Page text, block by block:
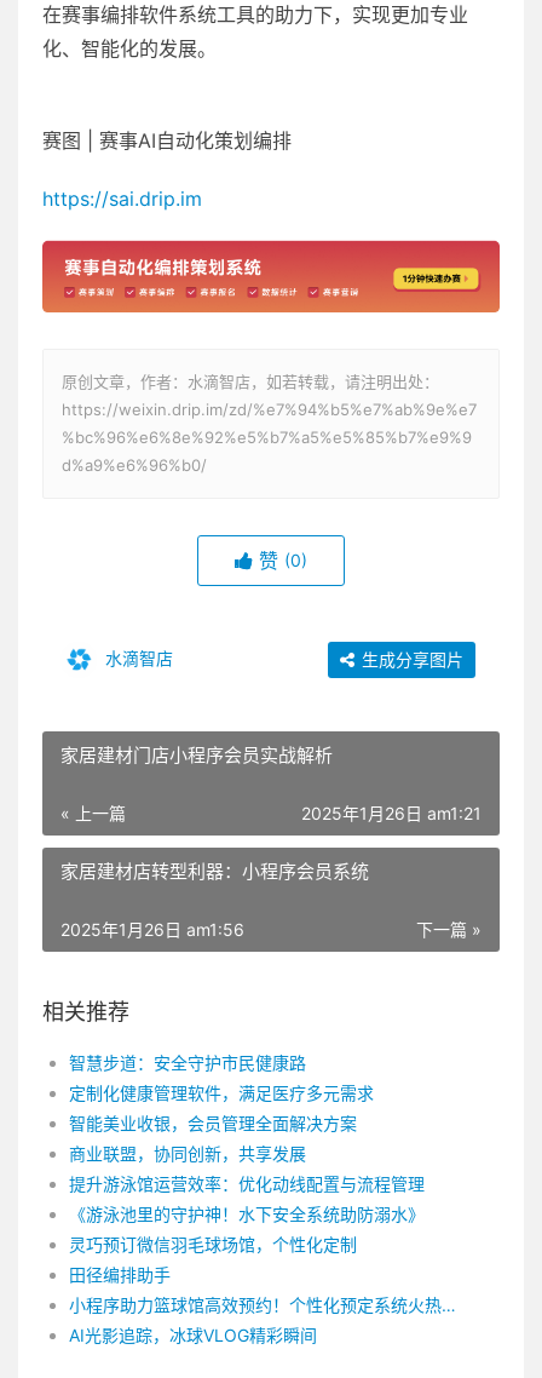
在赛事编排软件系统工具的助力下，实现更加专业
化、智能化的发展。
赛图 | 赛事AI自动化策划编排
https://sai.drip.im
原创文章，作者：水滴智店，如若转载，请注明出处：
https://weixin.drip.im/zd/%e7%94%b5%e7%ab%9e%e7
%bc%96%e6%8e%92%e5%b7%a5%e5%85%b7%e9%9
d%a9%e6%96%b0/
赞 (0)
水滴智店 生成分享图片
家居建材门店小程序会员实战解析
« 上一篇 2025年1月26日 am1:21
家居建材店转型利器：小程序会员系统
下一篇 »
2025年1月26日 am1:56
相关推荐
智慧步道：安全守护市民健康路
定制化健康管理软件，满足医疗多元需求
智能美业收银，会员管理全面解决方案
商业联盟，协同创新，共享发展
提升游泳馆运营效率：优化动线配置与流程管理
《游泳池里的守护神！水下安全系统助防溺水》
灵巧预订微信羽毛球场馆，个性化定制
田径编排助手
小程序助力篮球馆高效预约！个性化预定系统火热上线！
AI光影追踪，冰球VLOG精彩瞬间